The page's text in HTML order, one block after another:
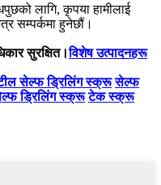
लागि, कृपया हामीलाई
सम्पर्कमा हुनेछौं।
सुरक्षित।विशेष उत्पादनहरू
सेल्फ ड्रिलिंग स्क्रू सेल्फ
ड्रिलिंग स्क्रू टेक स्क्रू